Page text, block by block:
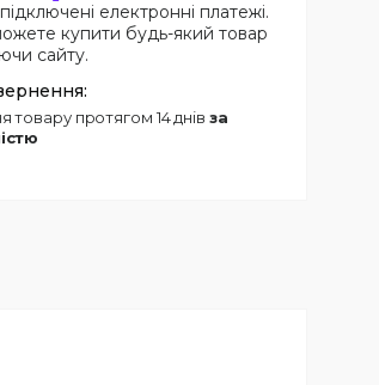
електронні платежі.
купити будь-який товар
сайту.
товару протягом 14 днів за